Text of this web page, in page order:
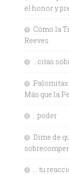
el honor y
Cómo la
Reeves
…citas
Palomitas
Más que la
…poder
Dime de
… tu